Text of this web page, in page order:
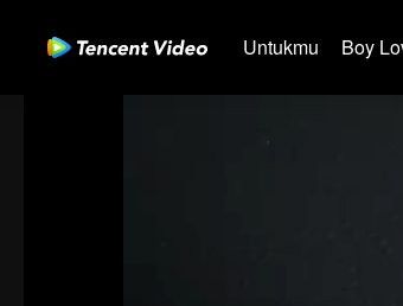
Untukmu Boy